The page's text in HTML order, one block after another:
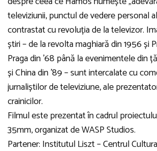
televiziunii, punctul de vedere personal
contrastat cu revoluția de la televizor.
știri – de la revolta maghiară din 1956 și
Praga din ’68 până la evenimentele din
și China din ’89 – sunt intercalate cu
jurnaliștilor de televiziune, ale
crainicilor.
Filmul este prezentat în cadrul
35mm, organizat de WASP Studios.
Partener: Institutul Liszt – Centrul